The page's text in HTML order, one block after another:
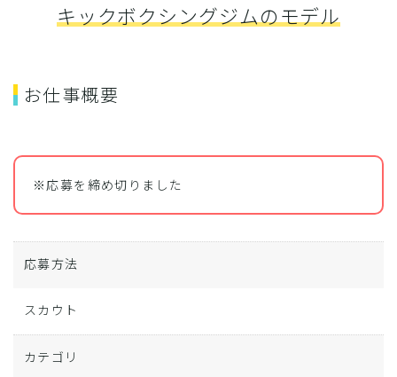
キックボクシングジムのモデル
お仕事概要
※応募を締め切りました
応募方法
スカウト
カテゴリ